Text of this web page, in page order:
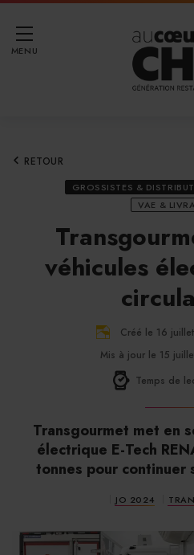
MENU
RETOUR
GROSSISTES &
VAE &
véhicules
Créé le 16
Mis à jour le 15
Temps de
Transgourmet met en
électrique E-Tech
tonnes pour continuer
JO 2024